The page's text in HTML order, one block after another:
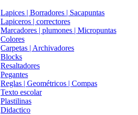
Lapices | Borradores | Sacapuntas
Lapiceros | correctores
Marcadores | plumones | Micropuntas
Colores
Carpetas | Archivadores
Blocks
Resaltadores
Pegantes
Reglas | Geométricos | Compas
Texto escolar
Plastilinas
Didactico